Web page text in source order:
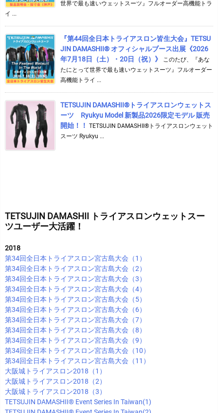
世界で最も速いウェットスーツ』フルオーダー高機能トラ
イ ...
『第44回全日本トライアスロン皆生大会』TETSU
JIN DAMASHII® オフィシャルブース出展《2026
年7月18日（土）・20日（祝）》
このたび、『あな
たにとって世界で最も速いウェットスーツ』フルオーダー
高機能トライ ...
TETSUJIN DAMASHII®︎トライアスロンウェットス
ーツ Ryukyu Model 新製品2026限定モデル 販売
開始！！ TETSUJIN DAMASHII®︎トライアスロンウェット
スーツ Ryukyu ...
TETSUJIN DAMASHII トライアスロンウェットスー
ツユーザー大活躍！
2018
第34回全日本トライアスロン宮古島大会（1）
第34回全日本トライアスロン宮古島大会（2）
第34回全日本トライアスロン宮古島大会（3）
第34回全日本トライアスロン宮古島大会（4）
第34回全日本トライアスロン宮古島大会（5）
第34回全日本トライアスロン宮古島大会（6）
第34回全日本トライアスロン宮古島大会（7）
第34回全日本トライアスロン宮古島大会（8）
第34回全日本トライアスロン宮古島大会（9）
第34回全日本トライアスロン宮古島大会（10）
第34回全日本トライアスロン宮古島大会（11）
大阪城トライアスロン2018（1）
大阪城トライアスロン2018（2）
大阪城トライアスロン2018（3）
TETSUJIN DAMASHII®︎ Event Series In Taiwan(1)